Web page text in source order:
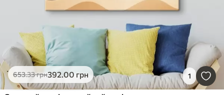
653.33грн392 .00 грн 1